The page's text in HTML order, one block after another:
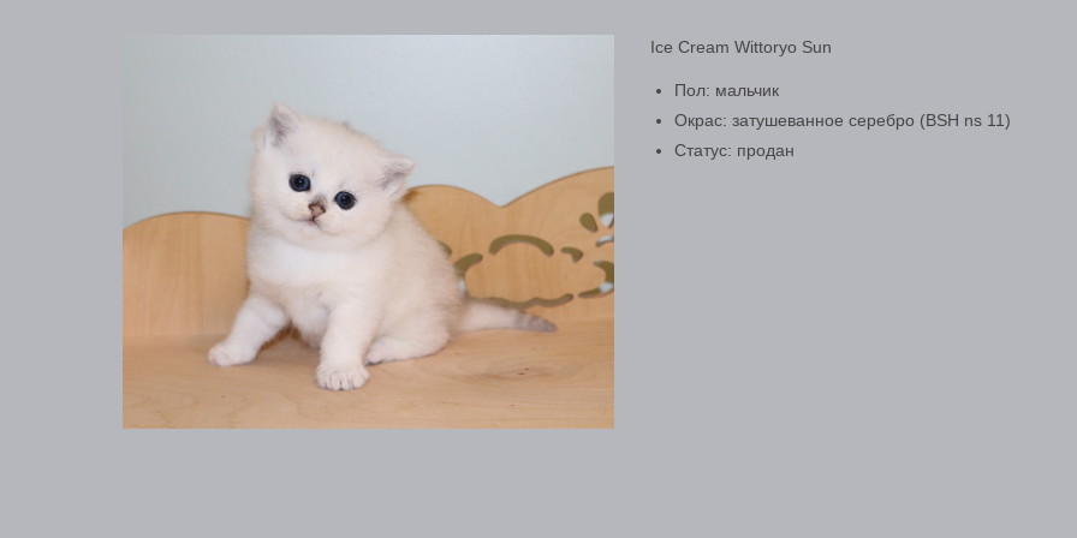
Ice Cream Wittoryo Sun
Пол: мальчик
Окрас: затушеванное серебро (BSH ns 11)
Статус: продан